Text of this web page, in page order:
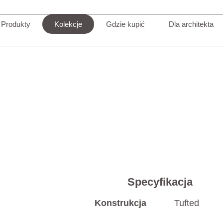
Produkty Kolekcje Gdzie kupić Dla architekta
Specyfikacja
Konstrukcja
Tufted